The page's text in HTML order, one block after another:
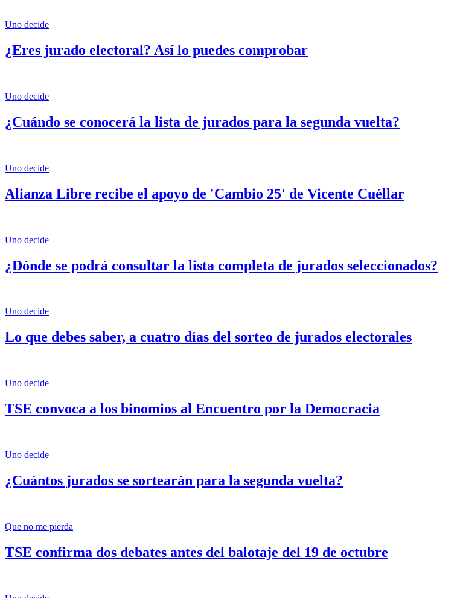
Uno decide
¿Eres jurado electoral? Así lo puedes comprobar
Uno decide
¿Cuándo se conocerá la lista de jurados para la segunda vuelta?
Uno decide
Alianza Libre recibe el apoyo de 'Cambio 25' de Vicente Cuéllar
Uno decide
¿Dónde se podrá consultar la lista completa de jurados seleccionados?
Uno decide
Lo que debes saber, a cuatro días del sorteo de jurados electorales
Uno decide
TSE convoca a los binomios al Encuentro por la Democracia
Uno decide
¿Cuántos jurados se sortearán para la segunda vuelta?
Que no me pierda
TSE confirma dos debates antes del balotaje del 19 de octubre